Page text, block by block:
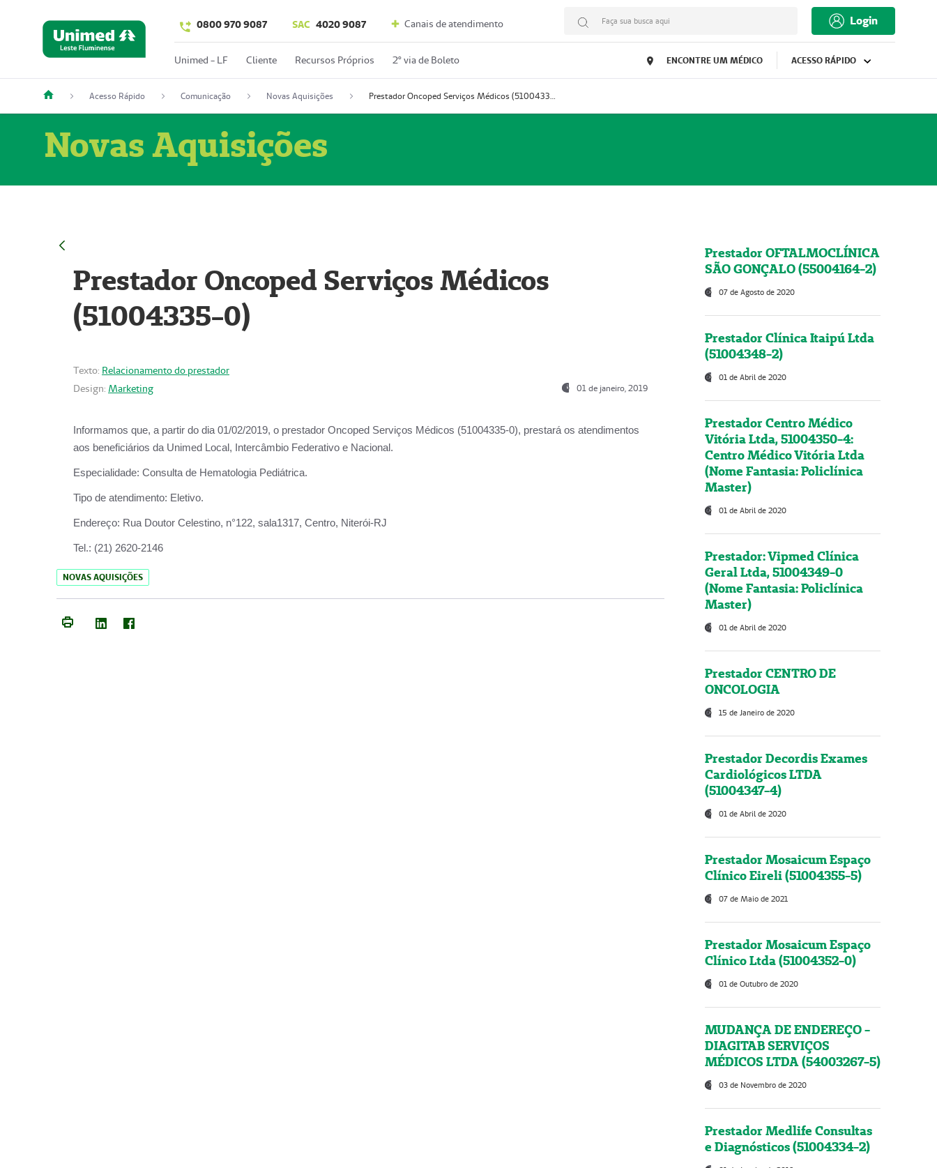
0800 970 9087 SAC 4020 9087 Canais de atendimento Faça sua busca aqui Login
Unimed - LF Cliente Recursos Próprios 2º via de Boleto ENCONTRE UM MÉDICO ACESSO RÁPIDO
Acesso Rápido Comunicação Novas Aquisições Prestador Oncoped Serviços Médicos (51004335-0)
Novas Aquisições
Prestador Oncoped Serviços Médicos
(51004335-0)
Texto: Relacionamento do prestador
Design: Marketing 01 de janeiro, 2019
Informamos que, a partir do dia 01/02/2019, o prestador Oncoped Serviços Médicos (51004335-0), prestará os atendimentos
aos beneficiários da Unimed Local, Intercâmbio Federativo e Nacional.
Especialidade: Consulta de Hematologia Pediátrica.
Tipo de atendimento: Eletivo.
Endereço: Rua Doutor Celestino, n°122, sala1317, Centro, Niterói-RJ
Tel.: (21) 2620-2146
NOVAS AQUISIÇÕES
Prestador OFTALMOCLÍNICA
SÃO GONÇALO (55004164-2)
07 de Agosto de 2020
Prestador Clínica Itaipú Ltda
(51004348-2)
01 de Abril de 2020
Prestador Centro Médico
Vitória Ltda, 51004350-4:
Centro Médico Vitória Ltda
(Nome Fantasia: Policlínica
Master)
01 de Abril de 2020
Prestador: Vipmed Clínica
Geral Ltda, 51004349-0
(Nome Fantasia: Policlínica
Master)
01 de Abril de 2020
Prestador CENTRO DE
ONCOLOGIA
15 de Janeiro de 2020
Prestador Decordis Exames
Cardiológicos LTDA
(51004347-4)
01 de Abril de 2020
Prestador Mosaicum Espaço
Clínico Eireli (51004355-5)
07 de Maio de 2021
Prestador Mosaicum Espaço
Clínico Ltda (51004352-0)
01 de Outubro de 2020
MUDANÇA DE ENDEREÇO -
DIAGITAB SERVIÇOS
MÉDICOS LTDA (54003267-5)
03 de Novembro de 2020
Prestador Medlife Consultas
e Diagnósticos (51004334-2)